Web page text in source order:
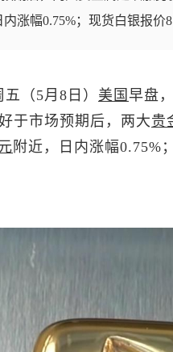
涨幅0.75%；现货白银报价
五（5月8日） 美国 早盘
于市场预期后，两大贵
附近，日内涨幅0.75%